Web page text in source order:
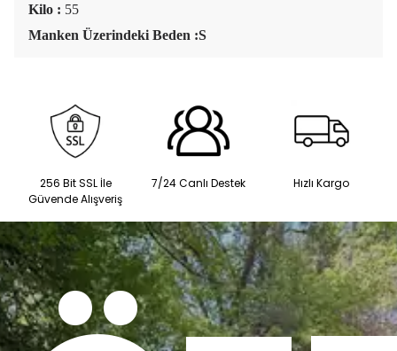
Kilo : 55
Manken Üzerindeki Beden :S
256 Bit SSL İle
Güvende Alışveriş
7/24 Canlı Destek Hızlı Kargo